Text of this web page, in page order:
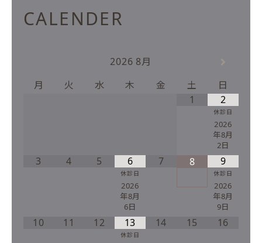
CALENDER
2026 8月
月
火 水 木 金 土
日
1
2
休診日
2026
年8月
2日
3 4 5 6
休診日
2026
年8月
6日
7 8 9
休診日
2026
年8月
9日
10 11 12 13
休診日
14 15 16